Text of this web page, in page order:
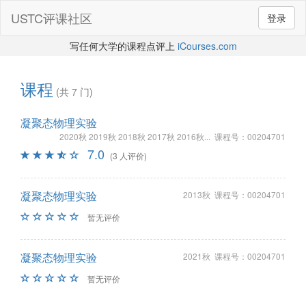
登录
USTC评课社区
写任何大学的课程点评上 iCourses.com
课程 (共 7 门)
凝聚态物理实验
2020秋 2019秋 2018秋 2017秋 2016秋... 课程号：00204701
7.0 (3 人评价)
凝聚态物理实验
2013秋 课程号：00204701
暂无评价
凝聚态物理实验
2021秋 课程号：00204701
暂无评价